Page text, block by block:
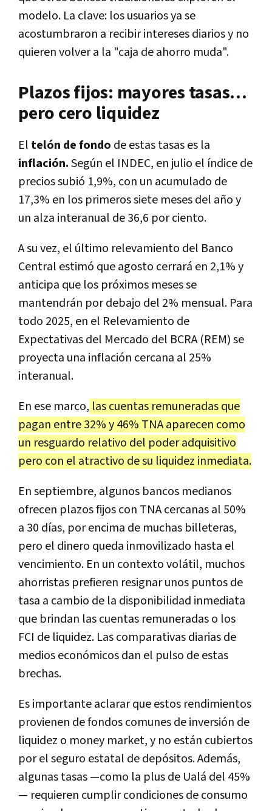
modelo. La clave: los usuarios ya se
acostumbraron a recibir intereses diarios y no
quieren volver a la "caja de ahorro muda".
Plazos fijos: mayores tasas…
pero cero liquidez
El telón de fondo de estas tasas es la
inflación.Según el INDEC, en julio el índice de
precios subió 1,9%, con un acumulado de
17,3% en los primeros siete meses del año y
un alza interanual de 36,6 por ciento.
A su vez, el último relevamiento del Banco
Central estimó que agosto cerrará en 2,1% y
anticipa que los próximos meses se
mantendrán por debajo del 2% mensual. Para
todo 2025, en el Relevamiento de
Expectativas del Mercado del BCRA (REM) se
proyecta una inflación cercana al 25%
interanual.
En ese marco, las cuentas remuneradas que
pagan entre 32% y 46% TNA aparecen como
un resguardo relativo del poder adquisitivo
pero con el atractivo de su liquidez inmediata.
En septiembre, algunos bancos medianos
ofrecen plazos fijos con TNA cercanas al 50%
a 30 días, por encima de muchas billeteras,
pero el dinero queda inmovilizado hasta el
vencimiento. En un contexto volátil, muchos
ahorristas prefieren resignar unos puntos de
tasa a cambio de la disponibilidad inmediata
que brindan las cuentas remuneradas o los
FCI de liquidez. Las comparativas diarias de
medios económicos dan el pulso de estas
brechas.
Es importante aclarar que estos rendimientos
provienen de fondos comunes de inversión de
liquidez o money market, y no están cubiertos
por el seguro estatal de depósitos. Además,
algunas tasas —como la plus de Ualá del 45%
— requieren cumplir condiciones de consumo